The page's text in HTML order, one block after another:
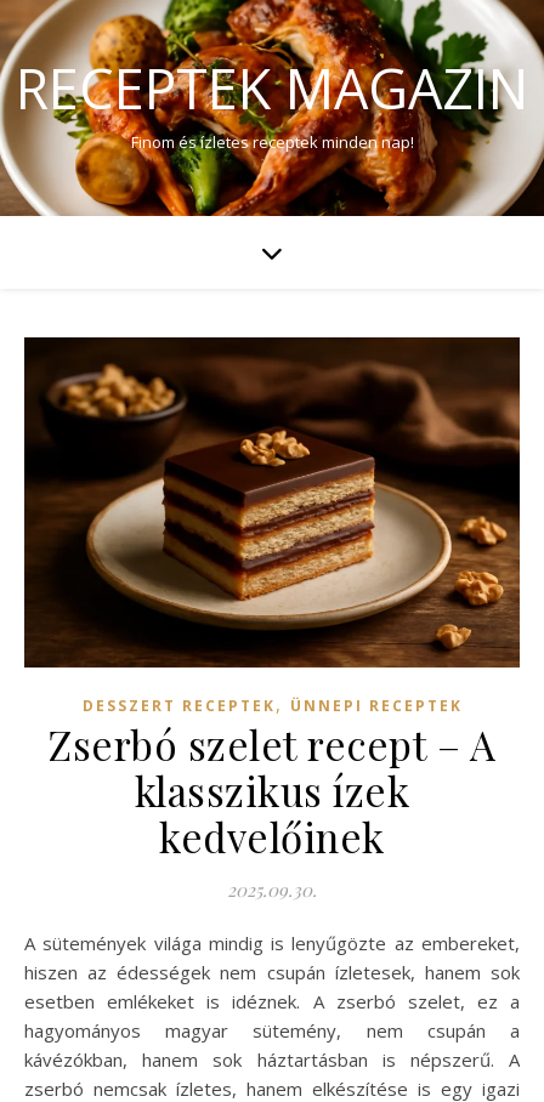
RECEPTEK MAGAZIN
Finom és ízletes receptek minden nap!
DESSZERT RECEPTEK, ÜNNEPI RECEPTEK
Zserbó szelet recept – A
klasszikus ízek
kedvelőinek
2025.09.30.
A sütemények világa mindig is lenyűgözte az embereket,
hiszen az édességek nem csupán ízletesek, hanem sok
esetben emlékeket is idéznek. A zserbó szelet, ez a
hagyományos magyar sütemény, nem csupán a
kávézókban, hanem sok háztartásban is népszerű. A
zserbó nemcsak ízletes, hanem elkészítése is egy igazi